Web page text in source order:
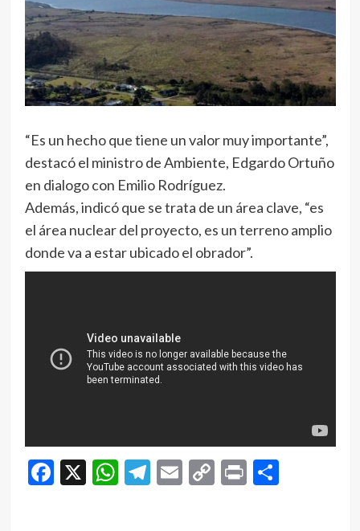
“Es un hecho que tiene un valor muy importante”,
destacó el ministro de Ambiente, Edgardo Ortuño
en dialogo con Emilio Rodríguez.
Además, indicó que se trata de un área clave, “es
el área nuclear del proyecto, es un terreno amplio
donde va a estar ubicado el obrador”.
Facebook
X WhatsApp
Telegram
EmailCopy
Print